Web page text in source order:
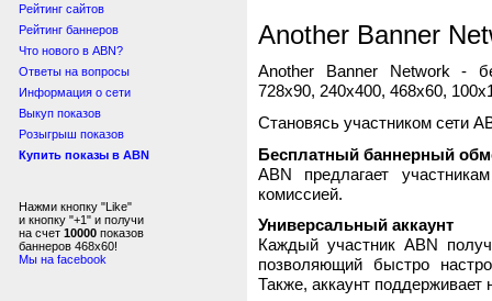
Рейтинг сайтов
Рейтинг баннеров
Что нового в ABN?
Ответы на вопросы
Информация о сети
Выкуп показов
Розыгрыш показов
Купить показы в ABN
Нажми кнопку "Like"
и кнопку "+1" и получи
на счет 10000 показов
баннеров 468x60!
Мы на facebook
Another Banner
Another Banner Network -
728x90, 240x400, 468x60,
Становясь участником сети
Бесплатный баннерный
ABN предлагает
комиссией.
Универсальный аккаунт
Каждый участник ABN
позволяющий быстро
Также, аккаунт поддерживает